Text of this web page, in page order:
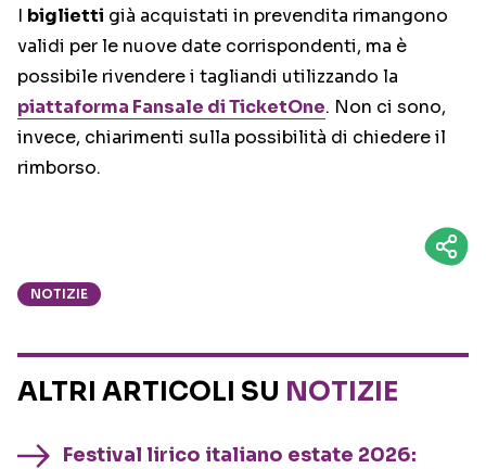
I biglietti già acquistati in prevendita rimangono
validi per le nuove date corrispondenti, ma è
possibile rivendere i tagliandi utilizzando la
piattaforma Fansale di TicketOne. Non ci sono,
invece, chiarimenti sulla possibilità di chiedere il
rimborso.
NOTIZIE
ALTRI ARTICOLI SU NOTIZIE
Festival lirico italiano estate 2026: